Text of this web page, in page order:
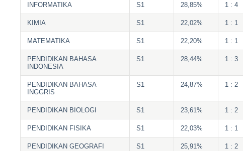
INFORMATIKA S1 28,85% 1 : 4
KIMIA S1 22,02% 1 : 1
MATEMATIKA S1 22,20% 1 : 1
PENDIDIKAN BAHASA
INDONESIA
S1 28,44% 1 : 3
PENDIDIKAN BAHASA
INGGRIS
S1 24,87% 1 : 2
PENDIDIKAN BIOLOGI S1 23,61% 1 : 2
PENDIDIKAN FISIKA S1 22,03% 1 : 1
PENDIDIKAN GEOGRAFI S1 25,91% 1 : 2